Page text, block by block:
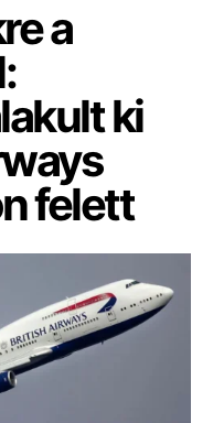
a
ki
felett